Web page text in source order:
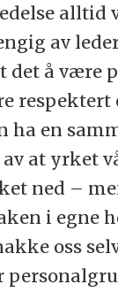
alltid
av
det å være
respektert
ha en
at yrket
ned –
i egne
oss